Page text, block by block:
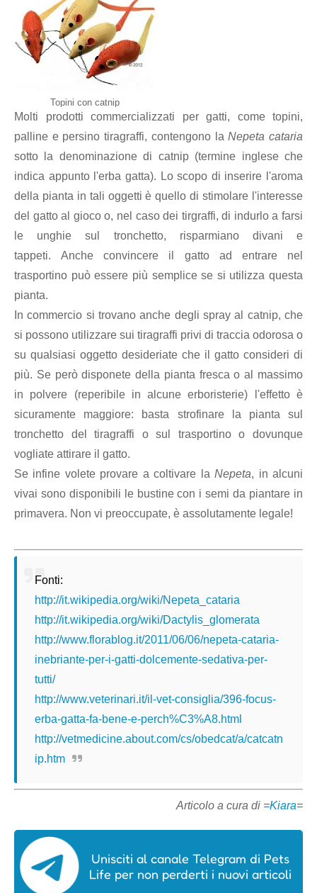
Topini con catnip
Molti prodotti commercializzati per gatti, come topini,
palline e persino tiragraffi, contengono laNepeta cataria
sotto la denominazione di catnip (termine inglese che
indica appunto l'erba gatta). Lo scopo di inserire l'aroma
della pianta in tali oggetti è quello di stimolare l'interesse
del gatto al gioco o, nel caso dei tirgraffi, di indurlo a farsi
le unghie sul tronchetto, risparmiano divani e
tappeti. Anche convincere il gatto ad entrare nel
trasportino può essere più semplice se si utilizza questa
pianta.
In commercio si trovano anche degli spray al catnip, che
si possono utilizzare sui tiragraffi privi di traccia odorosa o
su qualsiasi oggetto desideriate che il gatto consideri di
più. Se però disponete della pianta fresca o al massimo
in polvere (reperibile in alcune erboristerie) l'effetto è
sicuramente maggiore: basta strofinare la pianta sul
tronchetto del tiragraffi o sul trasportino o dovunque
vogliate attirare il gatto.
Se infine volete provare a coltivare laNepeta, in alcuni
vivai sono disponibili le bustine con i semi da piantare in
primavera. Non vi preoccupate, è assolutamente legale!
Fonti:
http://it.wikipedia.org/wiki/Nepeta_cataria
http://it.wikipedia.org/wiki/Dactylis_glomerata
http://www.florablog.it/2011/06/06/nepeta-cataria-
inebriante-per-i-gatti-dolcemente-sedativa-per-
tutti/
http://www.veterinari.it/il-vet-consiglia/396-focus-
erba-gatta-fa-bene-e-perch%C3%A8.html
http://vetmedicine.about.com/cs/obedcat/a/catcatn
ip.htm
Articolo a cura di =Kiara=
Unisciti al canale Telegram di Pets
Life per non perderti i nuovi articoli